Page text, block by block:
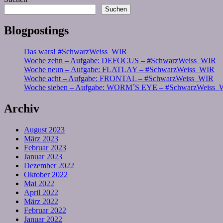
Suchen
Blogpostings
Das wars! #SchwarzWeiss_WIR
Woche zehn – Aufgabe: DEFOCUS – #SchwarzWeiss_WIR
Woche neun – Aufgabe: FLATLAY – #SchwarzWeiss_WIR
Woche acht – Aufgabe: FRONTAL – #SchwarzWeiss_WIR
Woche sieben – Aufgabe: WORM´S EYE –
Archiv
August 2023
März 2023
Februar 2023
Januar 2023
Dezember 2022
Oktober 2022
Mai 2022
April 2022
März 2022
Februar 2022
Januar 2022